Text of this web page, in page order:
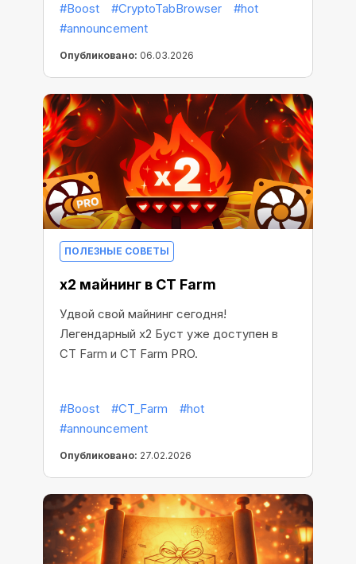
#Boost #CryptoTabBrowser
#hot
#announcement
Опубликовано: 06.03.2026
ПОЛЕЗНЫЕ СОВЕТЫ
x2 майнинг в CT Farm
Удвой свой майнинг сегодня!
Легендарный x2 Буст уже доступен в
CT Farm и CT Farm PRO.
#Boost #CT_Farm
#hot
#announcement
Опубликовано: 27.02.2026